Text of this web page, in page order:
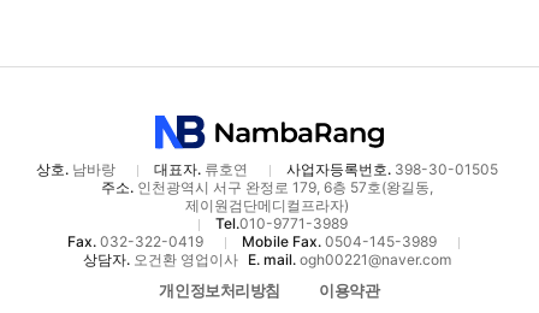
상호.남바랑 대표자.류호연 사업자등록번호.398-30-01505
주소.인천광역시 서구 완정로 179, 6층 57호(왕길동,
제이원검단메디컬프라자)
Tel.010-9771-3989
Fax. 032-322-0419 Mobile Fax. 0504-145-3989
상담자.오건환 영업이사 E. mail.ogh00221@naver.com
개인정보처리방침 이용약관